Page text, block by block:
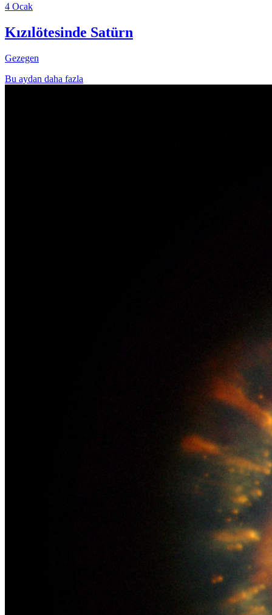
4 Ocak
Kızılötesinde Satürn
Gezegen
Bu aydan daha fazla